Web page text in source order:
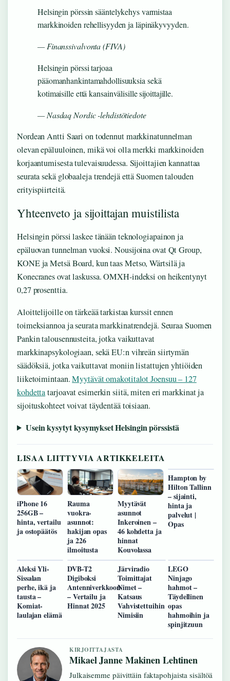
Helsingin pörssin sääntelykehys varmistaa
markkinoiden rehellisyyden ja läpinäkyvyyden.
— Finanssivalvonta (FIVA)
Helsingin pörssi tarjoaa
pääomanhankintamahdollisuuksia sekä
kotimaisille että kansainvälisille sijoittajille.
— Nasdaq Nordic -lehdistötiedote
Nordean Antti Saari on todennut markkinatunnelman
olevan epäluuloinen, mikä voi olla merkki markkinoiden
korjaantumisesta tulevaisuudessa. Sijoittajien kannattaa
seurata sekä globaaleja trendejä että Suomen talouden
erityispiirteitä.
Yhteenveto ja sijoittajan muistilista
Helsingin pörssi laskee tänään teknologiapainon ja
epäluovan tunnelman vuoksi. Nousijoina ovat Qt Group,
KONE ja Metsä Board, kun taas Metso, Wärtsilä ja
Konecranes ovat laskussa. OMXH-indeksi on heikentynyt
0,27 prosenttia.
Aloittelijoille on tärkeää tarkistaa kurssit ennen
toimeksiannoa ja seurata markkinatrendejä. Seuraa Suomen
Pankin talousennusteita, jotka vaikuttavat
markkinapsykologiaan, sekä EU:n vihreän siirtymän
säädöksiä, jotka vaikuttavat moniin listattujen yhtiöiden
liiketoimintaan.Myytävät omakotitalot Joensuu – 127
kohdettatarjoavat esimerkin siitä, miten eri markkinat ja
sijoituskohteet voivat täydentää toisiaan.
Usein kysytyt kysymykset Helsingin pörssistä
LISAA LIITTYVIA ARTIKKELEITA
iPhone 16
256GB –
hinta, vertailu
ja ostopäätös
Rauma
vuokra-
asunnot:
hakijan opas
ja 226
ilmoitusta
Myytävät
asunnot
Inkeroinen –
46 kohdetta ja
hinnat
Kouvolassa
Hampton by
Hilton Tallinn
– sijainti,
hinta ja
palvelut |
Opas
Aleksi Yli-
Sissalan
perhe, ikä ja
tausta –
Komiat-
laulajan elämä
DVB-T2
Digiboksi
Antenniverkkoon
– Vertailu ja
Hinnat 2025
Järviradio
Toimittajat
Nimet –
Katsaus
Vahvistettuihin
Nimisiin
LEGO
Ninjago
hahmot –
Täydellinen
opas
hahmoihin ja
spinjitzuun
KIRJOITTAJASTA
Mikael Janne Makinen Lehtinen
Julkaisemme päivittäin faktapohjaista sisältöä